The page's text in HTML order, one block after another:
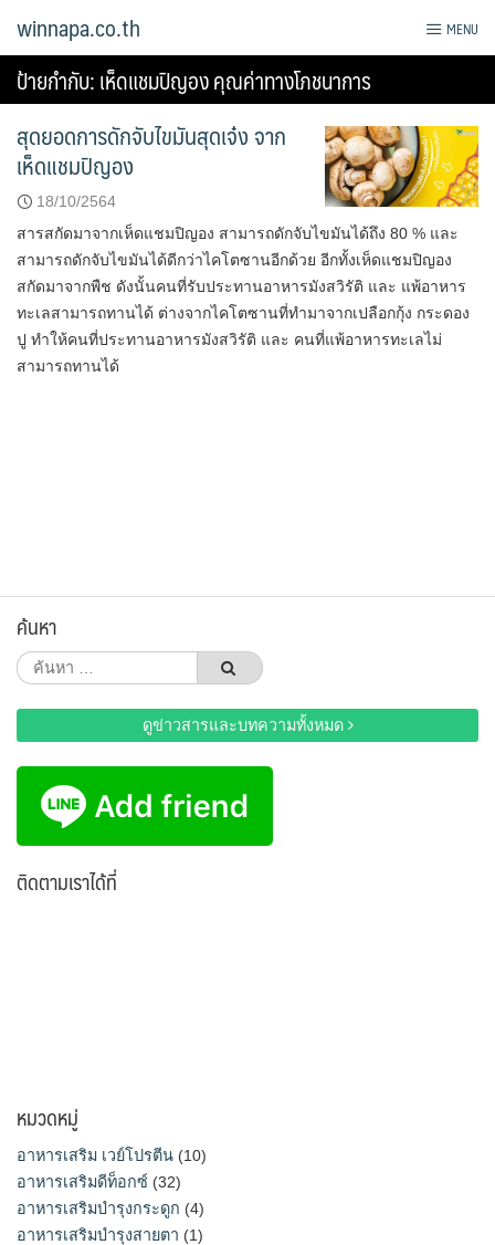
winnapa.co.th MENU
ป้ายกำกับ:เห็ดแชมปิญอง คุณค่าทางโภชนาการ
สุดยอดการดักจับไขมันสุดเจ๋ง จาก
เห็ดแชมปิญอง
18/10/2564
สารสกัดมาจากเห็ดแชมปิญอง สามารถดักจับไขมันได้ถึง 80 % และ
สามารถดักจับไขมันได้ดีกว่าไคโตซานอีกด้วย อีกทั้งเห็ดแชมปิญอง
สกัดมาจากพืช ดังนั้นคนที่รับประทานอาหารมังสวิรัติ และ แพ้อาหาร
ทะเลสามารถทานได้ ต่างจากไคโตซานที่ทำมาจากเปลือกกุ้ง กระดอง
ปู ทำให้คนที่ประทานอาหารมังสวิรัติ และ คนที่แพ้อาหารทะเลไม่
สามารถทานได้
ค้นหา
ค้นหา
สำหรับ:
ดูข่าวสารและบทความทั้งหมด
ติดตามเราได้ที่
หมวดหมู่
อาหารเสริม เวย์โปรตีน (10)
อาหารเสริมดีท็อกซ์ (32)
อาหารเสริมบำรุงกระดูก (4)
อาหารเสริมบำรุงสายตา (1)